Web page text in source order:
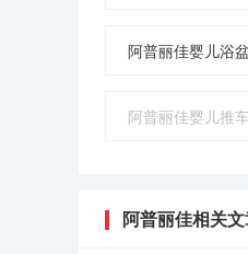
阿普丽佳婴儿浴盆
阿普丽佳婴儿推车
阿普丽佳相关